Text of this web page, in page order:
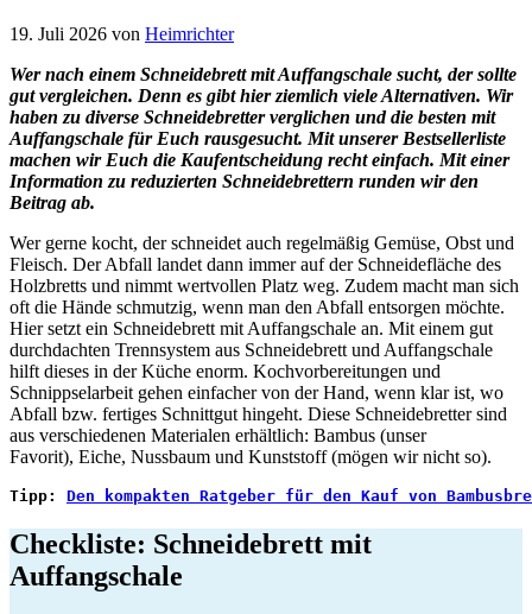
19. Juli 2026 von Heimrichter
Wer nach einem Schneidebrett mit Auffangschale sucht, der sollte
gut vergleichen. Denn es gibt hier ziemlich viele Alternativen. Wir
haben zu diverse Schneidebretter verglichen und die besten mit
Auffangschale für Euch rausgesucht. Mit unserer Bestsellerliste
machen wir Euch die Kaufentscheidung recht einfach. Mit einer
Information zu reduzierten Schneidebrettern runden wir den
Beitrag ab.
Wer gerne kocht, der schneidet auch regelmäßig Gemüse, Obst und
Fleisch. Der Abfall landet dann immer auf der Schneidefläche des
Holzbretts und nimmt wertvollen Platz weg. Zudem macht man sich
oft die Hände schmutzig, wenn man den Abfall entsorgen möchte.
Hier setzt ein Schneidebrett mit Auffangschale an. Mit einem gut
durchdachten Trennsystem aus Schneidebrett und Auffangschale
hilft dieses in der Küche enorm. Kochvorbereitungen und
Schnippselarbeit gehen einfacher von der Hand, wenn klar ist, wo
Abfall bzw. fertiges Schnittgut hingeht. Diese Schneidebretter sind
aus verschiedenen Materialen erhältlich: Bambus (unser
Favorit), Eiche, Nussbaum und Kunststoff (mögen wir nicht so).
Tipp: Den kompakten Ratgeber für den Kauf von
Checkliste: Schneidebrett mit
Auffangschale